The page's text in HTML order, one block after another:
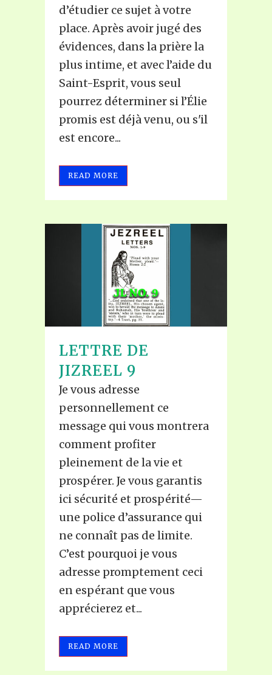
d’étudier ce sujet à votre
place. Après avoir jugé des
évidences, dans la prière la
plus intime, et avec l’aide du
Saint-Esprit, vous seul
pourrez déterminer si l’Élie
promis est déjà venu, ou s'il
est encore...
READ MORE
LETTRE DE
JIZREEL 9
Je vous adresse
personnellement ce
message qui vous montrera
comment profiter
pleinement de la vie et
prospérer. Je vous garantis
ici sécurité et prospérité—
une police d’assurance qui
ne connaît pas de limite.
C’est pourquoi je vous
adresse promptement ceci
en espérant que vous
apprécierez et...
READ MORE